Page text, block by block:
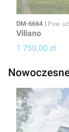
Kod
DM-6664 Pow.
Viliano
Cena projektu
1 750,00 zł